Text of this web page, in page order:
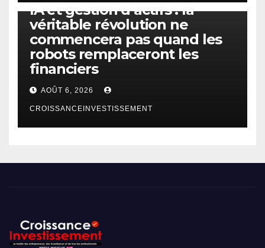
IA et gestion d’actifs : la
véritable révolution ne
commencera pas quand les
robots remplaceront les
financiers
AOÛT 6, 2026
CROISSANCEINVESTISSEMENT